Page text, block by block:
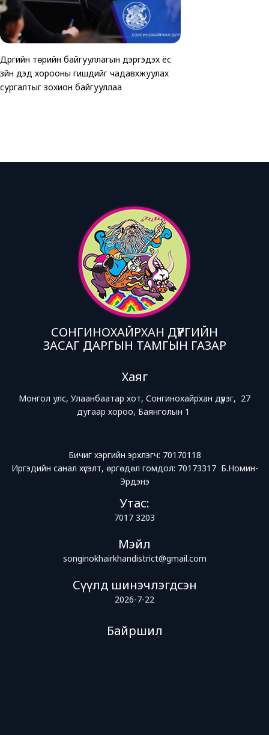
Дүүргийн төрийн байгууллагын дэргэдэх ёс
зүйн дэд хорооны гишүүдийг чадавхжуулах
сургалтыг зохион байгууллаа
СОНГИНОХАЙРХАН ДҮҮРГИЙН
ЗАСАГ ДАРГЫН ТАМГЫН ГАЗАР
Хаяг
Монгол улс, Улаанбаатар хот, Сонгинохайрхан дүүрэг, 27
дугаар хороо, Баянголын 1
Бичиг хэргийн эрхлэгч: 70170118
Иргэдийн санал хүсэлт, өргөдөл гомдол: 70173317 Б.Номин-
Эрдэнэ
Утас:
7017 3203
Мэйл
songinokhairkhandistrict@gmail.com
Сүүлд шинэчлэгдсэн
2026-7-22
Байршил